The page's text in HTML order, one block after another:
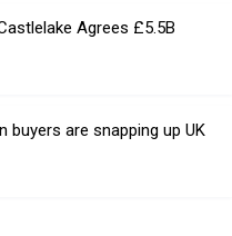
Agrees £5.5B
are snapping up UK